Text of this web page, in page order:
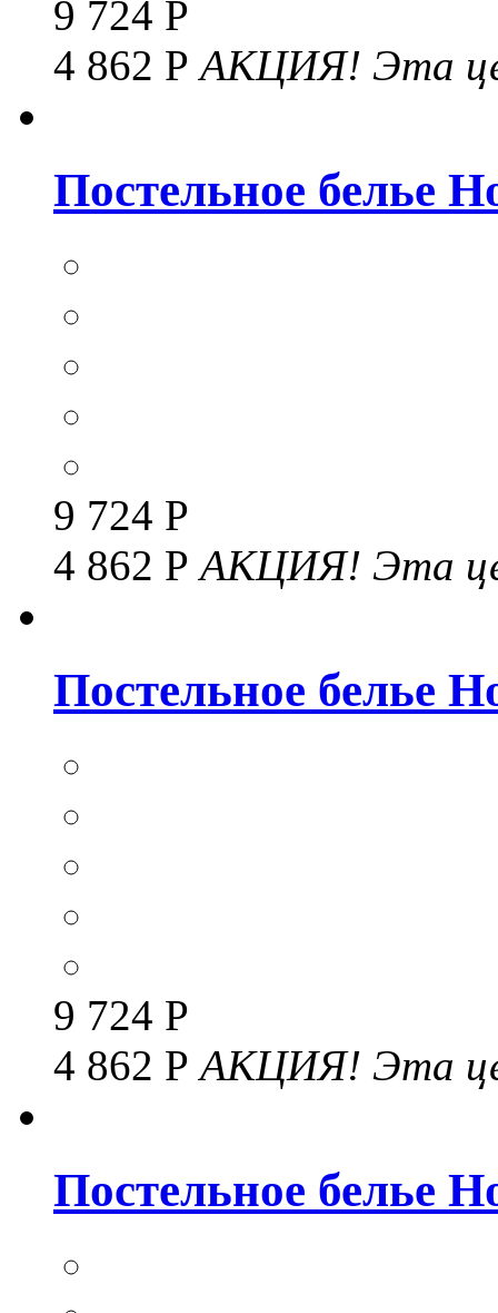
9 724 Р
4 862 РАКЦИЯ! Эта
Постельное белье
9 724 Р
4 862 РАКЦИЯ! Эта
Постельное белье
9 724 Р
4 862 РАКЦИЯ! Эта
Постельное белье